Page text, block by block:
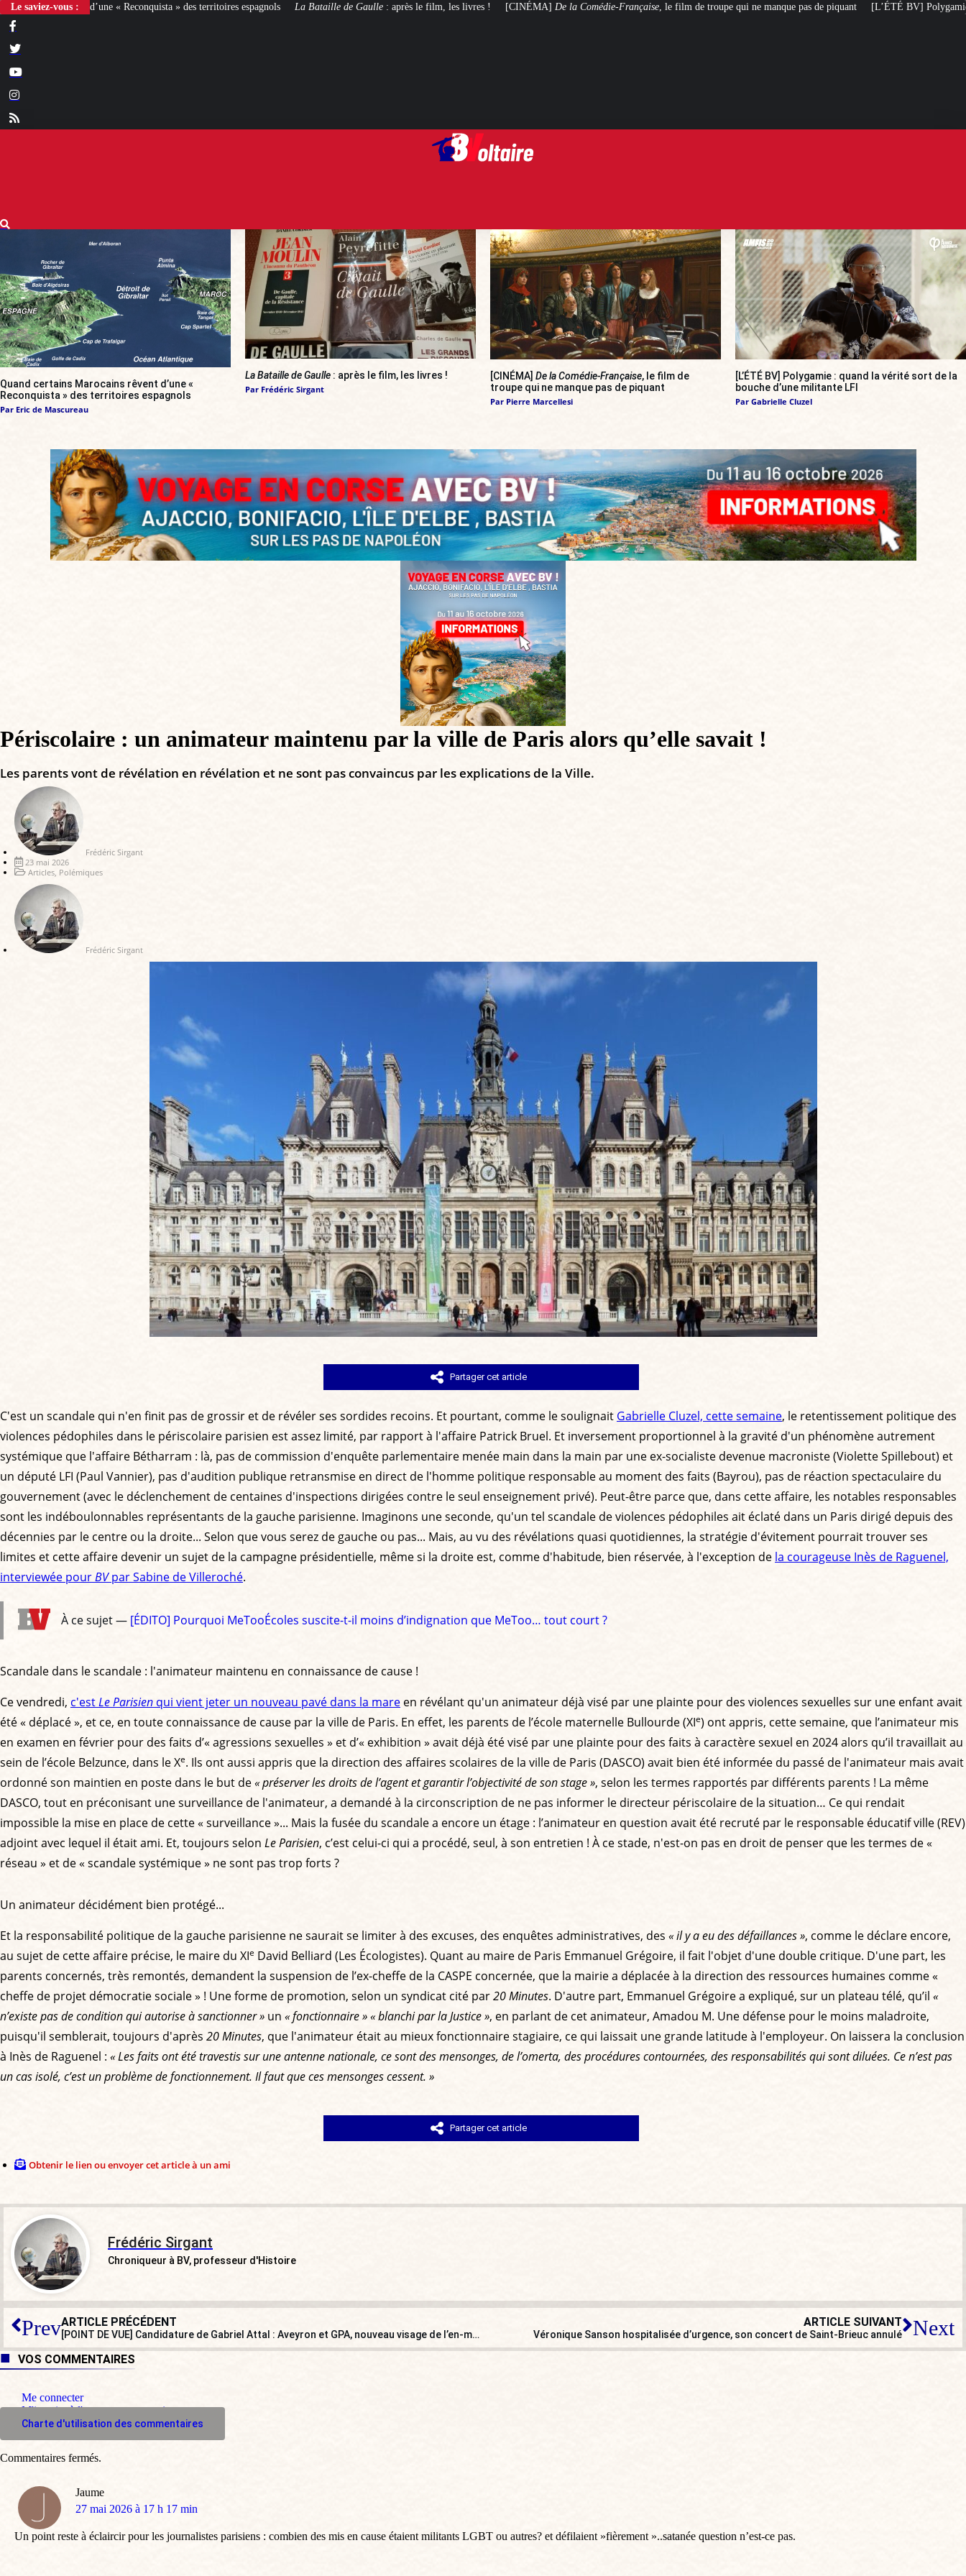
Le saviez-vous :» des territoires espagnols La Bataille de Gaulle: après le film, les livres ! [CINÉMA]De la Comédie-Française, le film de troupe qui ne manque pas de piquant [L’ÉTÉ BV] Polygamie : quand la vérité sort de la
Quand certains Marocains rêvent d’une «
Reconquista » des territoires espagnols
Par Eric de Mascureau
La Bataille de Gaulle : après le film, les livres !
Par Frédéric Sirgant
[CINÉMA] De la Comédie-Française, le film de
troupe qui ne manque pas de piquant
Par Pierre Marcellesi
[L’ÉTÉ BV] Polygamie : quand la vérité sort de la
bouche d’une militante LFI
Par Gabrielle Cluzel
Périscolaire : un animateur maintenu par la ville de Paris alors qu’elle savait !
Les parents vont de révélation en révélation et ne sont pas convaincus par les explications de la Ville.
Frédéric Sirgant
23 mai 2026
Articles Polémiques
Frédéric Sirgant
Partager cet article
C'est un scandale qui n'en finit pas de grossir et de révéler ses sordides recoins. Et pourtant, comme le soulignait Gabrielle Cluzel, cette semaine, le retentissement politique des
violences pédophiles dans le périscolaire parisien est assez limité, par rapport à l'affaire Patrick Bruel. Et inversement proportionnel à la gravité d'un phénomène autrement
systémique que l'affaire Bétharram : là, pas de commission d'enquête parlementaire menée main dans la main par une ex-socialiste devenue macroniste (Violette Spillebout) et
un député LFI (Paul Vannier), pas d'audition publique retransmise en direct de l'homme politique responsable au moment des faits (Bayrou), pas de réaction spectaculaire du
gouvernement (avec le déclenchement de centaines d'inspections dirigées contre le seul enseignement privé). Peut-être parce que, dans cette affaire, les notables responsables
sont les indéboulonnables représentants de la gauche parisienne. Imaginons une seconde, qu'un tel scandale de violences pédophiles ait éclaté dans un Paris dirigé depuis des
décennies par le centre ou la droite... Selon que vous serez de gauche ou pas... Mais, au vu des révélations quasi quotidiennes, la stratégie d'évitement pourrait trouver ses
limites et cette affaire devenir un sujet de la campagne présidentielle, même si la droite est, comme d'habitude, bien réservée, à l'exception de la courageuse Inès de Raguenel,
interviewée pourBVpar Sabine de Villeroché.
À ce sujet — [ÉDITO] Pourquoi MeTooÉcoles suscite-t-il moins d’indignation que MeToo… tout court ?
Scandale dans le scandale : l'animateur maintenu en connaissance de cause !
Ce vendredi, c'estLe Parisien qui vient jeter un nouveau pavé dans la mare en révélant qu'un animateur déjà visé par une plainte pour des violences sexuelles sur une enfant avait
été « déplacé », et ce, en toute connaissance de cause par la ville de Paris. En effet, les parents de l’école maternelle Bullourde (XIe) ont appris, cette semaine, que l’animateur mis
en examen en février pour des faits d’« agressions sexuelles » et d’« exhibition » avait déjà été visé par une plainte pour des faits à caractère sexuel en 2024 alors qu’il travaillait au
sein de l’école Belzunce, dans le Xe. Ils ont aussi appris que la direction des affaires scolaires de la ville de Paris (DASCO) avait bien été informée du passé de l'animateur mais avait
ordonné son maintien en poste dans le but de« préserver les droits de l’agent et garantir l’objectivité de son stage », selon les termes rapportés par différents parents ! La même
DASCO, tout en préconisant une surveillance de l'animateur, a demandé à la circonscription de ne pas informer le directeur périscolaire de la situation… Ce qui rendait
impossible la mise en place de cette « surveillance »... Mais la fusée du scandale a encore un étage : l’animateur en question avait été recruté par le responsable éducatif ville (REV)
adjoint avec lequel il était ami. Et, toujours selon Le Parisien, c’est celui-ci qui a procédé, seul, à son entretien ! À ce stade, n'est-on pas en droit de penser que les termes de «
réseau » et de « scandale systémique » ne sont pas trop forts ?
Un animateur décidément bien protégé...
Et la responsabilité politique de la gauche parisienne ne saurait se limiter à des excuses, des enquêtes administratives, des « il y a eu des défaillances », comme le déclare encore,
au sujet de cette affaire précise, le maire du XIe David Belliard (Les Écologistes). Quant au maire de Paris Emmanuel Grégoire, il fait l'objet d'une double critique. D'une part, les
parents concernés, très remontés, demandent la suspension de l’ex-cheffe de la CASPE concernée, que la mairie a déplacée à la direction des ressources humaines comme «
cheffe de projet démocratie sociale » ! Une forme de promotion, selon un syndicat cité par20 Minutes. D'autre part, Emmanuel Grégoire a expliqué, sur un plateau télé, qu’il «
n’existe pas de condition qui autorise à sanctionner » un « fonctionnaire »« blanchi par la Justice », en parlant de cet animateur, Amadou M. Une défense pour le moins maladroite,
puisqu'il semblerait, toujours d'après 20 Minutes, que l'animateur était au mieux fonctionnaire stagiaire, ce qui laissait une grande latitude à l'employeur. On laissera la conclusion
à Inès de Raguenel : « Les faits ont été travestis sur une antenne nationale, ce sont des mensonges, de l’omerta, des procédures contournées, des responsabilités qui sont diluées. Ce n’est pas
un cas isolé, c’est un problème de fonctionnement. Il faut que ces mensonges cessent. »
Partager cet article
Obtenir le lien ou envoyer cet article à un ami
Frédéric Sirgant
Chroniqueur à BV, professeur d'Histoire
PrevARTICLE PRÉCÉDENT
[POINT DE VUE] Candidature de Gabriel Attal : Aveyron et GPA, nouveau visage de l’en-même-temps…
ARTICLE SUIVANT
Véronique Sanson hospitalisée d’urgence, son concert de Saint-Brieuc annulé Next
VOS COMMENTAIRES
Me connecter
M'inscrire à l'espace commentaire
Charte d'utilisation des commentaires
Jaume
dit
27 mai 2026 à 17 h 17 min
Un point reste à éclaircir pour les journalistes parisiens : combien des mis en cause étaient militants LGBT ou autres? et défilaient »fièrement »..satanée question n’est-ce pas.
Commentaires fermés.